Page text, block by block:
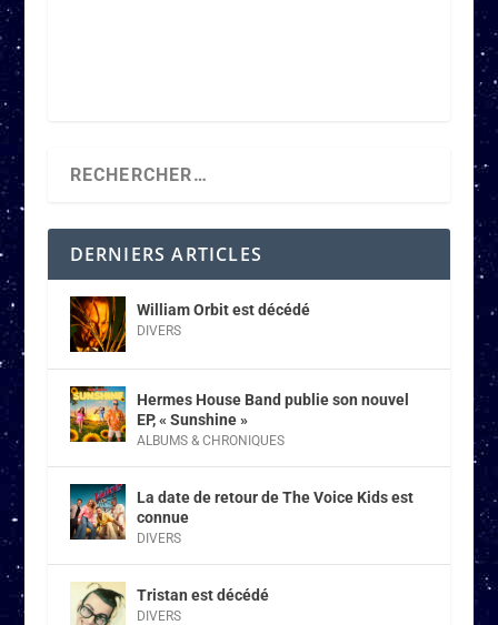
DERNIERS ARTICLES
William Orbit est décédé
DIVERS
Hermes House Band publie son nouvel
EP, « Sunshine »
ALBUMS & CHRONIQUES
La date de retour de The Voice Kids est
connue
DIVERS
Tristan est décédé
DIVERS